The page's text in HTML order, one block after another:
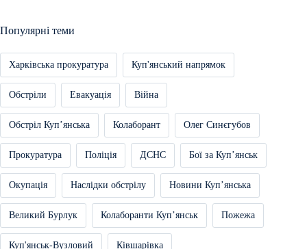
Популярні теми
Харківська прокуратура Куп'янський напрямок
Обстріли Евакуація Війна
Обстріл Купʼянська Колаборант Олег Синєгубов
Прокуратура Поліція ДСНС Бої за Купʼянськ
Окупація Наслідки обстрілу Новини Купʼянська
Великий Бурлук Колаборанти Купʼянськ Пожежа
Куп'янськ-Вузловий Ківшарівка